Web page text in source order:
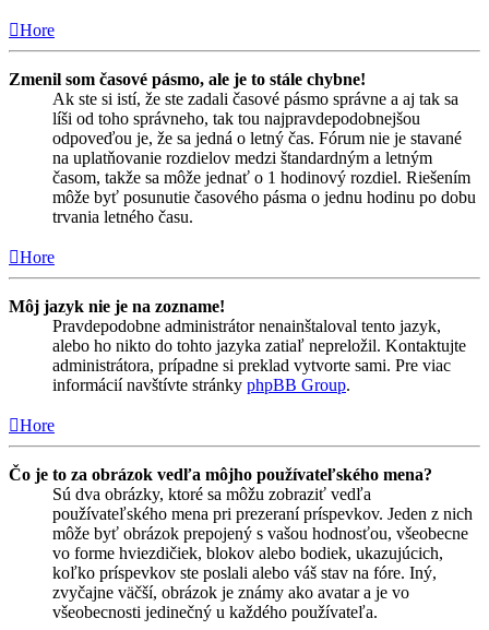
Hore
Zmenil som časové pásmo, ale je to stále chybne!
Ak ste si istí, že ste zadali časové pásmo správne a aj tak sa
líši od toho správneho, tak tou najpravdepodobnejšou
odpoveďou je, že sa jedná o letný čas. Fórum nie je stavané
na uplatňovanie rozdielov medzi štandardným a letným
časom, takže sa môže jednať o 1 hodinový rozdiel. Riešením
môže byť posunutie časového pásma o jednu hodinu po dobu
trvania letného času.
Hore
Môj jazyk nie je na zozname!
Pravdepodobne administrátor nenainštaloval tento jazyk,
alebo ho nikto do tohto jazyka zatiaľ nepreložil. Kontaktujte
administrátora, prípadne si preklad vytvorte sami. Pre viac
informácií navštívte stránky phpBB Group.
Hore
Čo je to za obrázok vedľa môjho používateľského mena?
Sú dva obrázky, ktoré sa môžu zobraziť vedľa
používateľského mena pri prezeraní príspevkov. Jeden z nich
môže byť obrázok prepojený s vašou hodnosťou, všeobecne
vo forme hviezdičiek, blokov alebo bodiek, ukazujúcich,
koľko príspevkov ste poslali alebo váš stav na fóre. Iný,
zvyčajne väčší, obrázok je známy ako avatar a je vo
všeobecnosti jedinečný u každého používateľa.